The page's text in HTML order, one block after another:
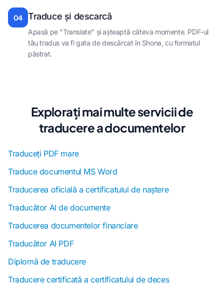
04 Traduce și descarcă
Apasă pe "Translate" și așteaptă câteva momente. PDF-ul
tău tradus va fi gata de descărcat în Shona, cu formatul
păstrat.
Explorați mai multe servicii de
traducere a documentelor
Traduceți PDF mare
Traduce documentul MS Word
Traducerea oficială a certificatului de naștere
Traducător AI de documente
Traducerea documentelor financiare
Traducător AI PDF
Diplomă de traducere
Traducere certificată a certificatului de deces